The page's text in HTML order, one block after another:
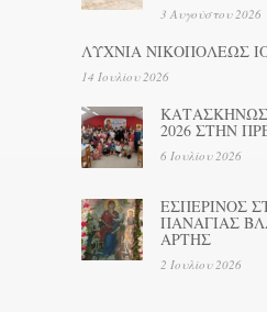
3 Αυγούστου 2026
ΛΥΧΝΙΑ ΝΙΚΟΠΟΛΕΩΣ
14 Ιουλίου 2026
2026 ΣΤΗΝ
6 Ιουλίου 2026
ΕΣΠΕΡΙΝΟΣ
ΠΑΝΑΓΙΑΣ
ΑΡΤΗΣ
2 Ιουλίου 2026